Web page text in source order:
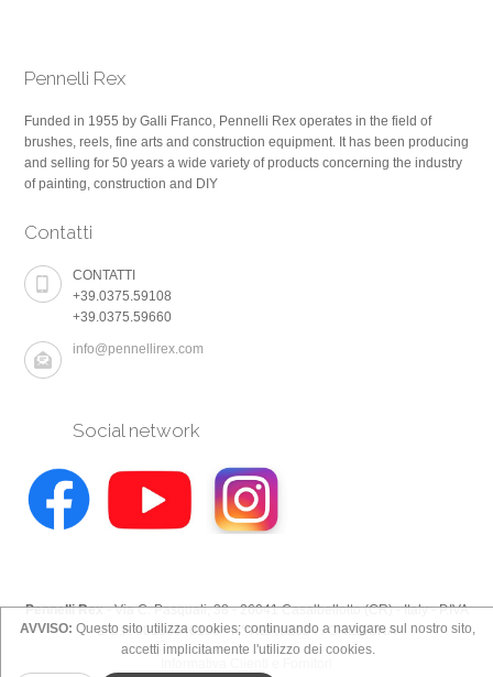
Pennelli Rex
Funded in 1955 by Galli Franco, Pennelli Rex operates in the field of
brushes, reels, fine arts and construction equipment. It has been producing
and selling for 50 years a wide variety of products concerning the industry
of painting, construction and DIY
Contatti
CONTATTI
+39.0375.59108
+39.0375.59660
info@pennellirex.com
Social network
Pennelli Rex- Via C. Pasquali, 38 - 26041 Casalbellotto (CR) - Italy - P.IVA
E C.F. 00130640196 - N° REA 82934 / CREMONA
AVVISO: Questo sito utilizza cookies; continuando a navigare sul nostro sito,
accetti implicitamente l'utilizzo dei cookies.